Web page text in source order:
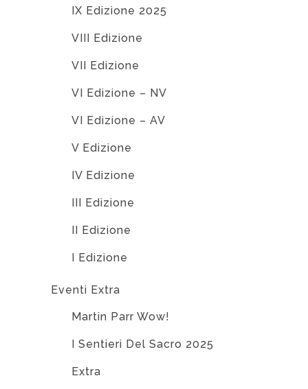
IX Edizione 2025
VIII Edizione
VII Edizione
VI Edizione – NV
VI Edizione – AV
V Edizione
IV Edizione
III Edizione
II Edizione
I Edizione
Eventi Extra
Martin Parr Wow!
I Sentieri Del Sacro 2025
Extra